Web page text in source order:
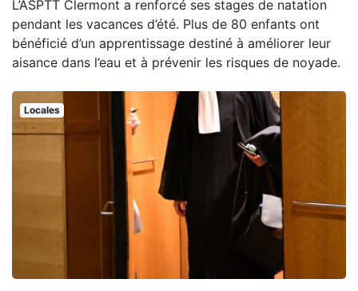
L’ASPTT Clermont a renforcé ses stages de natation
pendant les vacances d’été. Plus de 80 enfants ont
bénéficié d’un apprentissage destiné à améliorer leur
aisance dans l’eau et à prévenir les risques de noyade.
Locales